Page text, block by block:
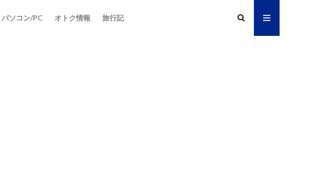
パソコン/PC オトク情報 旅行記